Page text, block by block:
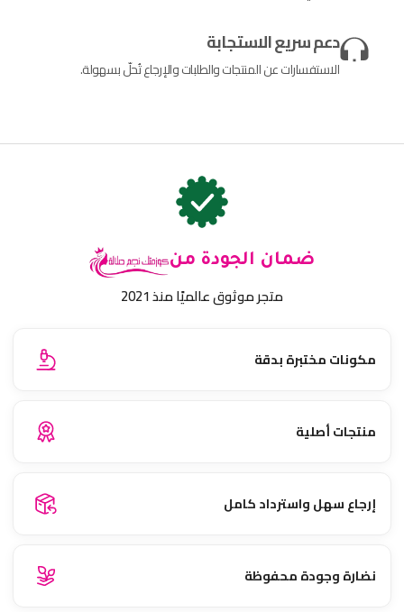
دعم سريع الاستجابة
الاستفسارات عن المنتجات والطلبات والإرجاع تُحلّ بسهولة.
ضمان الجودة من
متجر موثوق عالميًا منذ 2021
مكونات مختبرة بدقة
منتجات أصلية
إرجاع سهل واسترداد كامل
نضارة وجودة محفوظة